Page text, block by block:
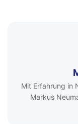
Mit Erfahrung in
Markus